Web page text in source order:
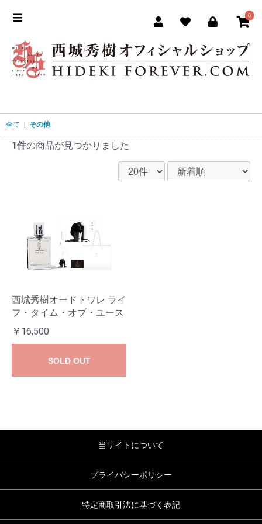
0
全て その他
1件の商品が見つかりました
西城秀樹オードトワレ ライ
フ・タイム・オブ・ユース
￥16,500
SOLD OUT
当サイトについて
プライバシーポリシー
特定商取引法に基づく表記